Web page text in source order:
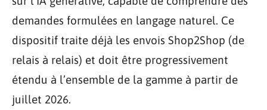
demandes formulées en langage naturel. Ce
dispositif traite déjà les envois Shop2Shop (de
relais à relais) et doit être progressivement
étendu à l’ensemble de la gamme à partir de
juillet 2026.